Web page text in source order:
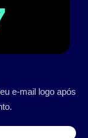
e-mail logo após